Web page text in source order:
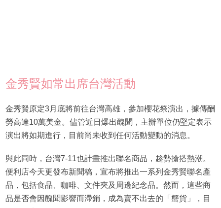
金秀賢如常出席台灣活動
金秀賢原定3月底將前往台灣高雄，參加櫻花祭演出，據傳酬
勞高達10萬美金。儘管近日爆出醜聞，主辦單位仍堅定表示
演出將如期進行，目前尚未收到任何活動變動的消息。
與此同時，台灣7-11也計畫推出聯名商品，趁勢搶搭熱潮。
便利店今天更發布新聞稿，宣布將推出一系列金秀賢聯名產
品，包括食品、咖啡、文件夾及周邊紀念品。然而，這些商
品是否會因醜聞影響而滯銷，成為賣不出去的「蟹貨」，目